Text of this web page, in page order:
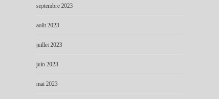
septembre 2023
août 2023
juillet 2023
juin 2023
mai 2023